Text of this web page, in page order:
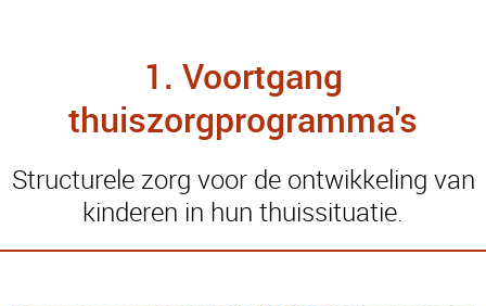
1. Voortgang
thuiszorgprogramma's
Structurele zorg voor de ontwikkeling van
kinderen in hun thuissituatie.